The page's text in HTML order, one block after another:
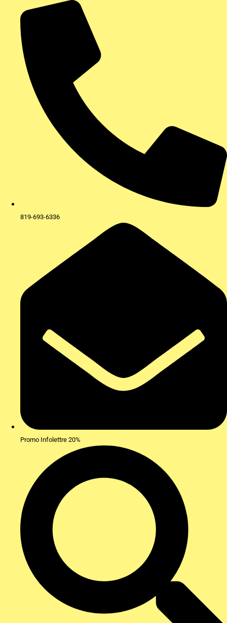
contenu
819-693-6336
Promo Infolettre 20%